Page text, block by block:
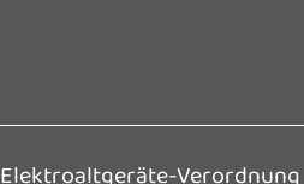
Elektroaltgeräte-Verordnung